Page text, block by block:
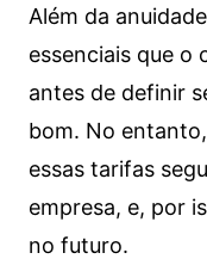
Além da
essenciais que o
antes de definir
bom. No
essas tarifas
empresa, e, por
no futuro.